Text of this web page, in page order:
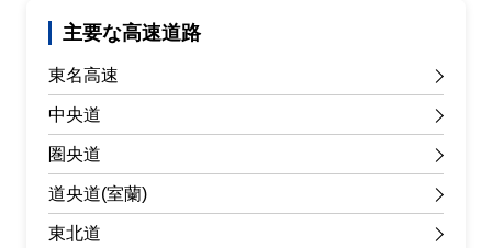
主要な高速道路
東名高速
中央道
圏央道
道央道(室蘭)
東北道